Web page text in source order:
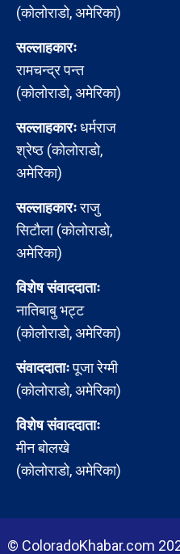
(कोलोराडो, अमेरिका)
सल्लाहकारः
रामचन्द्र पन्त
(कोलोराडो, अमेरिका)
सल्लाहकारःधर्मराज
श्रेष्ठ (कोलोराडो,
अमेरिका)
सल्लाहकारःराजु
सिटौला (कोलोराडो,
अमेरिका)
विशेष संवाददाताः
नातिबाबु भट्ट
(कोलोराडो, अमेरिका)
संवाददाताःपूजा रेग्मी
(कोलोराडो, अमेरिका)
विशेष संवाददाताः
मीन बोलखे
(कोलोराडो, अमेरिका)
© ColoradoKhabar.com